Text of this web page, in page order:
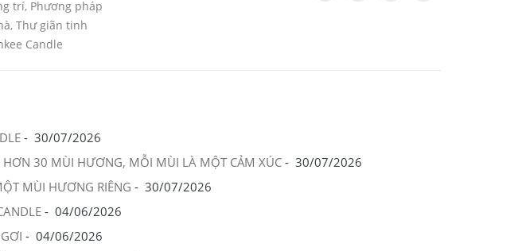
trí, Phương pháp
, Thư giãn tinh
Candle
- 30/07/2026
HƠN 30 MÙI HƯƠNG, MỖI MÙI LÀ MỘT CẢM XÚC- 30/07/2026
MÙI HƯƠNG RIÊNG - 30/07/2026
- 04/06/2026
- 04/06/2026